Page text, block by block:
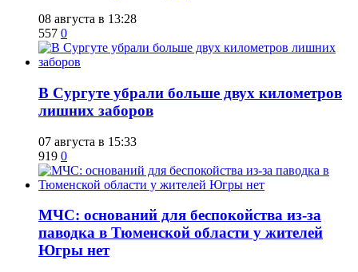
08 августа в 13:28
557 0
​В Сургуте убрали больше двух километров
лишних заборов
07 августа в 15:33
919 0
​МЧС: оснований для беспокойства из-за
паводка в Тюменской области у жителей
Югры нет